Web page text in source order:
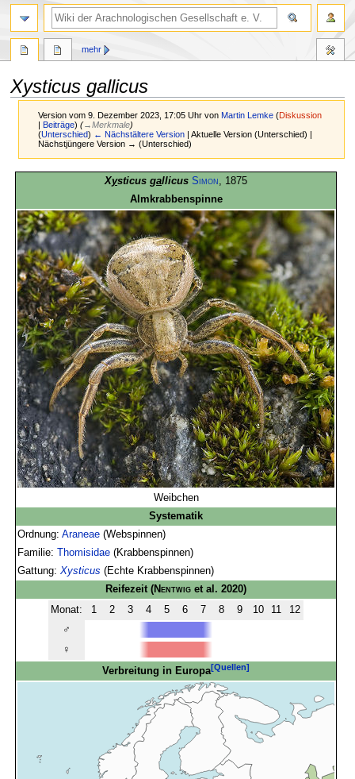
Xysticus gallicus
Version vom 9. Dezember 2023, 17:05 Uhr vonMartin Lemke (Diskussion
|Beiträge) (→Merkmale)
(Unterschied) ← Nächstältere Version | Aktuelle Version (Unterschied) |
Nächstjüngere Version → (Unterschied)
springen
springen
Xysticus gallicus Simon, 1875
Almkrabbenspinne
Weibchen
Systematik
Ordnung:Araneae (Webspinnen)
Familie:Thomisidae (Krabbenspinnen)
Gattung:Xysticus (Echte Krabbenspinnen)
Reifezeit(Nentwig et al. 2020)
Monat:
1 2 3 4 5 6 7 8 9 10 11
12
♂
♀
Verbreitung in Europa[Quellen]
mehr